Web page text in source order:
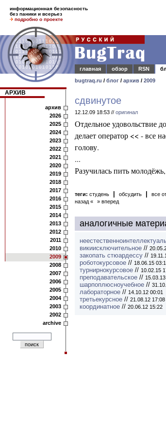
информационная безопасность
без паники и всерьез
подробно о проекте
главная
обзор RSN
bugtraq.ru / блог / архив / 2009
АРХИВ
архив
2026
2025
2024
2023
2022
2021
2020
2019
2018
2017
2016
2015
2014
2013
2012
2011
2010
2009
2008
2007
2006
2005
2004
2003
2002
archive
сдвинутое
12.12.09 18:53 // оригинал
Отдельное удовольствие
делает оператор << - все
голову.
...
Разучилась пить
теги: студень обсудить все
назад «
» вперед
аналогичные
викиисключительное //
закопать стюардессу //
роботокурсовое // 18.06.15
турнирнокурсовое // 10.02.15
преподавательское //
шарпоплюсноучебное //
лабораторное // 14.10.12 00:01
третьекурсное // 21.08.12 17:08
координатное // 20.06.12 15:22